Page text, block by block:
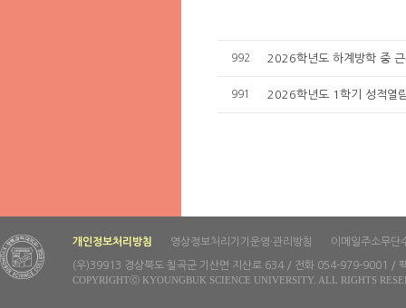
992 2026학년도 하계방학 중
991 2026학년도 1학기 성적열
개인정보처리방침 영상정보처리기기운영·관리방침 이메일주소무단
(우)39913 경상북도 칠곡군 기산면 지산로 634 / 전화 054-979-9001 /
COPYRIGHTⓒ KYOUNGBUK SCIENCE UNIVERSITY. ALL RIGHTS